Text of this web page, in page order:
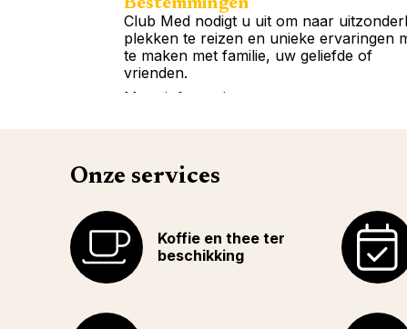
Club Med nodigt u uit om naar
plekken te reizen en unieke ervaringen
te maken met familie, uw geliefde of
vrienden.
Meer informatie
Onze services
Koffie en thee ter
beschikking